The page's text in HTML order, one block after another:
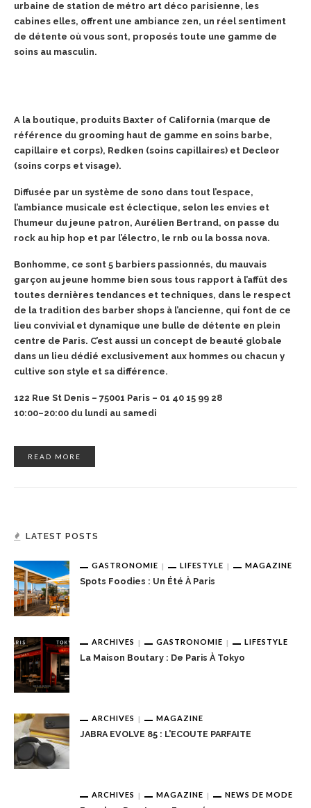
urbaine de station de métro art déco parisienne, les
cabines elles, offrent une ambiance zen, un réel sentiment
de détente où vous sont, proposés toute une gamme de
soins au masculin.
A la boutique, produits Baxter of California (marque de
référence du grooming haut de gamme en soins barbe,
capillaire et corps), Redken (soins capillaires) et Decleor
(soins corps et visage).
Diffusée par un système de sono dans tout l’espace,
l’ambiance musicale est éclectique, selon les envies et
l’humeur du jeune patron, Aurélien Bertrand, on passe du
rock au hip hop et par l’électro, le rnb ou la bossa nova.
Bonhomme, ce sont 5 barbiers passionnés, du mauvais
garçon au jeune homme bien sous tous rapport à l’affût des
toutes dernières tendances et techniques, dans le respect
de la tradition des barber shops à l’ancienne, qui font de ce
lieu convivial et dynamique une bulle de détente en plein
centre de Paris. C’est aussi un concept de beauté globale
dans un lieu dédié exclusivement aux hommes ou chacun y
cultive son style et sa différence.
122 Rue St Denis – 75001 Paris – 01 40 15 99 28
10:00–20:00 du lundi au samedi
READ MORE
LATEST POSTS
GASTRONOMIE LIFESTYLE MAGAZINE
Spots Foodies : Un Été À Paris
ARCHIVES GASTRONOMIE LIFESTYLE
La Maison Boutary : De Paris À Tokyo
ARCHIVES MAGAZINE
JABRA EVOLVE 85 : L’ECOUTE PARFAITE
ARCHIVES MAGAZINE NEWS DE MODE